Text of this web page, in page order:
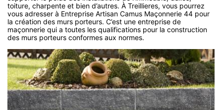
toiture, charpente et bien d’autres. À Treillieres, vous pourrez
vous adresser à Entreprise Artisan Camus Maçonnerie 44 pour
la création des murs porteurs. C’est une entreprise de
maçonnerie qui a toutes les qualifications pour la construction
des murs porteurs conformes aux normes.